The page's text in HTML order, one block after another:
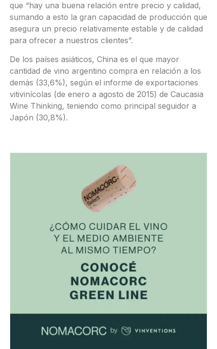
que “hay una buena relación entre precio y calidad,
sumando a esto la gran capacidad de producción que
asegura un precio relativamente estable y de calidad
para ofrecer a nuestros clientes”.
De los países asiáticos, China es el que mayor
cantidad de vino argentino compra en relación a los
demás (33,6%), según el informe de exportaciones
vitivinícolas (de enero a agosto de 2015) de Caucasia
Wine Thinking, teniendo como principal seguidor a
Japón (30,8%).